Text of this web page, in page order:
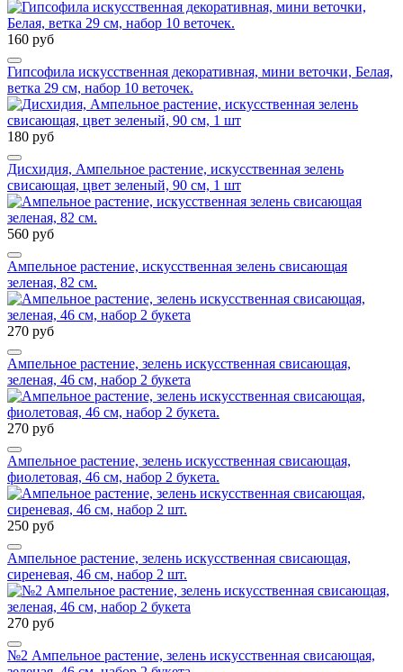
160 руб
Гипсофила искусственная декоративная, мини веточки, Белая,
ветка 29 см, набор 10 веточек.
180 руб
Дисхидия, Ампельное растение, искусственная зелень
свисающая, цвет зеленый, 90 см, 1 шт
560 руб
Ампельное растение, искусственная зелень свисающая
зеленая, 82 см.
270 руб
Ампельное растение, зелень искусственная свисающая,
зеленая, 46 см, набор 2 букета
270 руб
Ампельное растение, зелень искусственная свисающая,
фиолетовая, 46 см, набор 2 букета.
250 руб
Ампельное растение, зелень искусственная свисающая,
сиреневая, 46 см, набор 2 шт.
270 руб
№2 Ампельное растение, зелень искусственная свисающая,